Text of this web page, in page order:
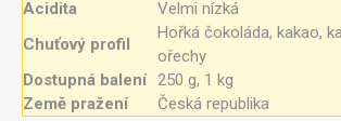
Acidita
Velmi nízká
Chuťový profil
Hořká čokoláda, kakao,
ořechy
Dostupná balení 250 g, 1 kg
Země pražení
Česká republika